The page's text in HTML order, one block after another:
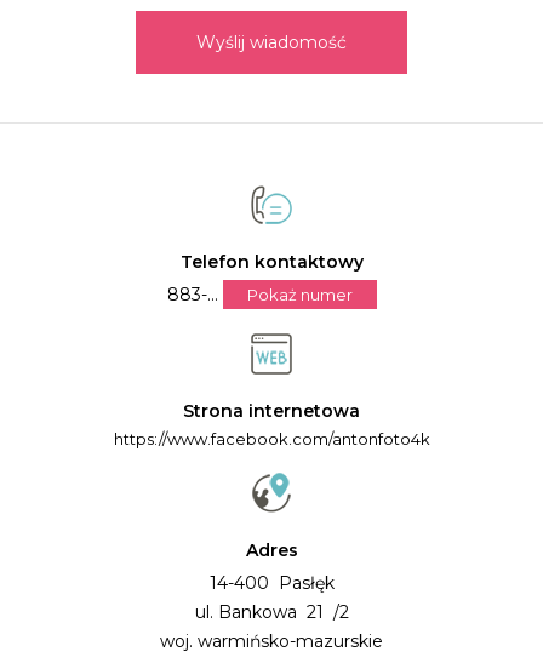
Studniówki, imprezy okolicznościowe, prezentacje wideo
dronem UAVO , ważne OC, oraz kurs liturgiczny do
fotografowania/filmowania w obiektach sakralnych.
Wyślij wiadomość
Telefon kontaktowy
883-...
Pokaż numer
Strona internetowa
https://www.facebook.com/antonfoto4k
Adres
14-400 Pasłęk
ul. Bankowa 21 /2
woj. warmińsko-mazurskie